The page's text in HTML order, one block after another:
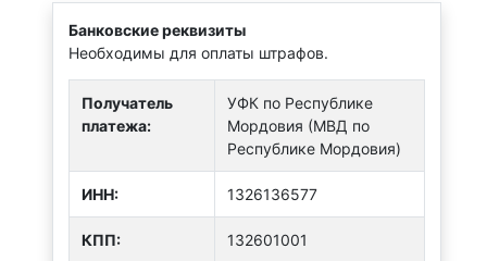
Банковские реквизиты
Необходимы для оплаты штрафов.
Получатель
платежа:
УФК по Республике
Мордовия (МВД по
Республике Мордовия)
ИНН: 1326136577
КПП: 132601001